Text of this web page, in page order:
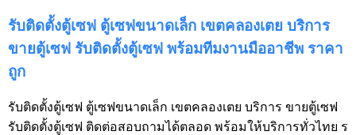
รับติดตั้งตู้เซฟ ตู้เซฟขนาดเล็ก เขตคลองเตย บริการ
ขายตู้เซฟ รับติดตั้งตู้เซฟ พร้อมทีมงานมืออาชีพ ราคา
ถูก
รับติดตั้งตู้เซฟ ตู้เซฟขนาดเล็ก เขตคลองเตย บริการ ขายตู้เซฟ
รับติดตั้งตู้เซฟ ติดต่อสอบถามได้ตลอด พร้อมให้บริการทั่วไทย ร